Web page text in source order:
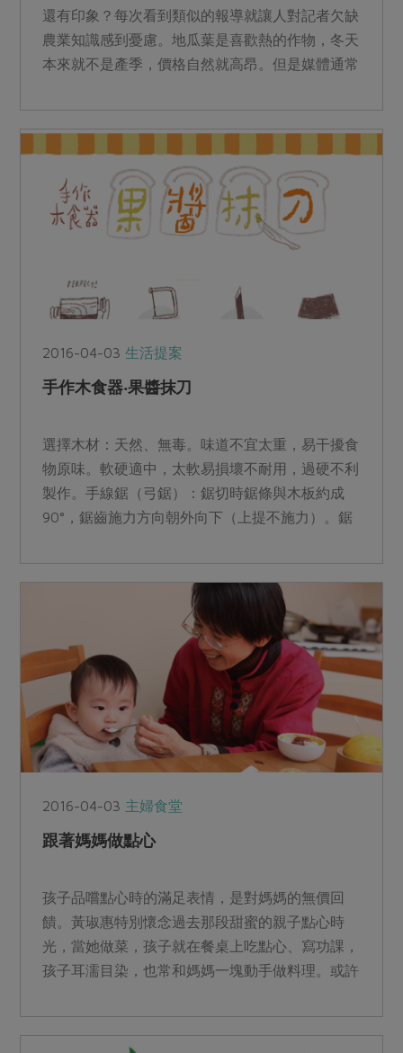
還有印象？每次看到類似的報導就讓人對記者欠缺
農業知識感到憂慮。地瓜葉是喜歡熱的作物，冬天
本來就不是產季，價格自然就高昂。但是媒體通常
2016-04-03生活提案
手作木食器‧果醬抹刀
選擇木材：天然、無毒。味道不宜太重，易干擾食
物原味。軟硬適中，太軟易損壞不耐用，過硬不利
製作。手線鋸（弓鋸）：鋸切時鋸條與木板約成
90°，鋸齒施力方向朝外向下（上提不施力）。鋸
2016-04-03 主婦食堂
跟著媽媽做點心
孩子品嚐點心時的滿足表情，是對媽媽的無價回
饋。黃琡惠特別懷念過去那段甜蜜的親子點心時
光，當她做菜，孩子就在餐桌上吃點心、寫功課，
孩子耳濡目染，也常和媽媽一塊動手做料理。或許